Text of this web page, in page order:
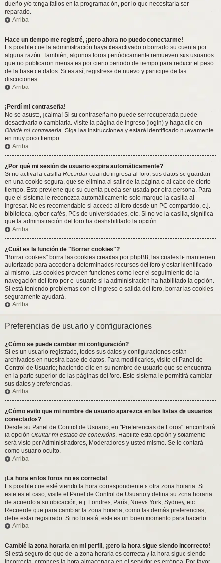
dueño y/o tenga fallos en la programación, por lo que necesitaría ser
reparado.
Arriba
Hace un tiempo me registré, ¡pero ahora no puedo conectarme!
Es posible que la administración haya desactivado o borrado su cuenta por
alguna razón. También, algunos foros periódicamente remueven sus usuarios
que no publicaron mensajes por cierto periodo de tiempo para reducir el peso
de la base de datos. Si es así, registrese de nuevo y participe de las
discuciones.
Arriba
¡Perdí mi contraseña!
No se asuste, ¡calma! Si su contraseña no puede ser recuperada puede
desactivarla o cambiarla. Visite la página de ingreso (login) y haga clic en
Olvidé mi contraseña. Siga las instrucciones y estará identificado nuevamente
en muy poco tiempo.
Arriba
¿Por qué mi sesión de usuario expira automáticamente?
Si no activa la casilla Recordarcuando ingresa al foro, sus datos se guardan
en una cookie segura, que se elimina al salir de la página o al cabo de cierto
tiempo. Esto previene que su cuenta pueda ser usada por otra persona. Para
que el sistema le reconozca automáticamente solo marque la casilla al
ingresar. No es recomendable si accede al foro desde un PC compartido, e.j.
biblioteca, cyber-cafés, PCs de universidades, etc. Si no ve la casilla, significa
que la administración del foro ha deshabilitado la opción.
Arriba
¿Cuál es la función de "Borrar cookies"?
"Borrar cookies" borra las cookies creadas por phpBB, las cuales le mantienen
autorizado para acceder a determinados recursos del foro y estar identificado
al mismo. Las cookies proveen funciones como leer el seguimiento de la
navegación del foro por el usuario si la administración ha habilitado la opción.
Si está teniendo problemas con el ingreso o salida del foro, borrar las cookies
seguramente ayudará.
Arriba
Preferencias de usuario y configuraciones
¿Cómo se puede cambiar mi configuración?
Si es un usuario registrado, todos sus datos y configuraciones están
archivados en nuestra base de datos. Para modificarlos, visite el Panel de
Control de Usuario; haciendo clic en su nombre de usuario que se encuentra
en la parte superior de las páginas del foro. Este sistema le permitirá cambiar
sus datos y preferencias.
Arriba
¿Cómo evito que mi nombre de usuario aparezca en las listas de usuarios
conectados?
Desde su Panel de Control de Usuario, en "Preferencias de Foros", encontrará
la opción Ocultar mi estado de conexións. Habilite esta opción y solamente
será visto por Administradores, Moderadores y usted mismo. Se le contará
como usuario oculto.
Arriba
¡La hora en los foros no es correcta!
Es posible que esté viendo la hora correspondiente a otra zona horaria. Si
este es el caso, visite el Panel de Control de Usuario y defina su zona horaria
de acuerdo a su ubicación, e.j. Londres, París, Nueva York, Sydney, etc.
Recuerde que para cambiar la zona horaria, como las demás preferencias,
debe estar registrado. Si no lo está, este es un buen momento para hacerlo.
Arriba
Cambié la zona horaria en mi perfil, ¡pero la hora sigue siendo incorrecto!
Si está seguro de que de la zona horaria es correcta y la hora sigue siendo
incorrecta, entonces la hora almacenada en el servidor es errónea. Por favor